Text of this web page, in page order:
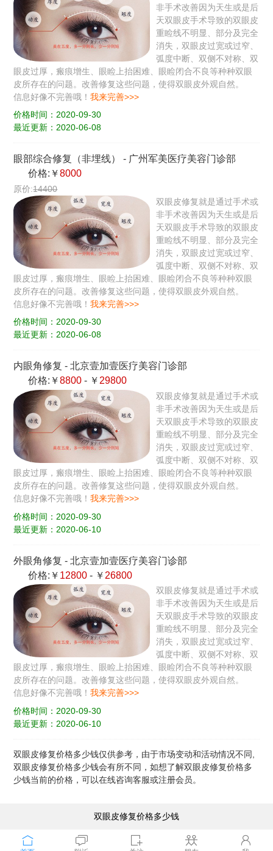
非手术改善因为天生或是后
天双眼皮手术导致的双眼皮
重睑线不明显、部分及完全
消失，双眼皮过宽或过窄、
弧度中断、双侧不对称、双
眼皮过厚，瘢痕增生、眼睑上抬困难、眼睑闭合不良等种种双眼
皮所存在的问题。改善修复这些问题，使得双眼皮外观自然。
信息好像不完善哦！我来完善>>>
价格时间：2020-09-30
最近更新：2020-06-08
眼部综合修复（非埋线） - 广州军美医疗美容门诊部
价格:￥8000
原价:14400
双眼皮修复就是通过手术或
非手术改善因为天生或是后
天双眼皮手术导致的双眼皮
重睑线不明显、部分及完全
消失，双眼皮过宽或过窄、
弧度中断、双侧不对称、双
眼皮过厚，瘢痕增生、眼睑上抬困难、眼睑闭合不良等种种双眼
皮所存在的问题。改善修复这些问题，使得双眼皮外观自然。
信息好像不完善哦！我来完善>>>
价格时间：2020-09-30
最近更新：2020-06-08
内眼角修复 -北京壹加壹医疗美容门诊部
价格:￥8800 - ￥29800
双眼皮修复就是通过手术或
非手术改善因为天生或是后
天双眼皮手术导致的双眼皮
重睑线不明显、部分及完全
消失，双眼皮过宽或过窄、
弧度中断、双侧不对称、双
眼皮过厚，瘢痕增生、眼睑上抬困难、眼睑闭合不良等种种双眼
皮所存在的问题。改善修复这些问题，使得双眼皮外观自然。
信息好像不完善哦！我来完善>>>
价格时间：2020-09-30
最近更新：2020-06-10
外眼角修复 -北京壹加壹医疗美容门诊部
价格:￥ 12800 - ￥ 26800
双眼皮修复就是通过手术或
非手术改善因为天生或是后
天双眼皮手术导致的双眼皮
重睑线不明显、部分及完全
消失，双眼皮过宽或过窄、
弧度中断、双侧不对称、双
眼皮过厚，瘢痕增生、眼睑上抬困难、眼睑闭合不良等种种双眼
皮所存在的问题。改善修复这些问题，使得双眼皮外观自然。
信息好像不完善哦！我来完善>>>
价格时间：2020-09-30
最近更新：2020-06-10
双眼皮修复价格多少钱仅供参考，由于市场变动和活动情况不同,
双眼皮修复价格多少钱会有所不同，如想了解双眼皮修复价格多
少钱当前的价格，可以在线咨询客服或注册会员。
双眼皮修复价格多少钱